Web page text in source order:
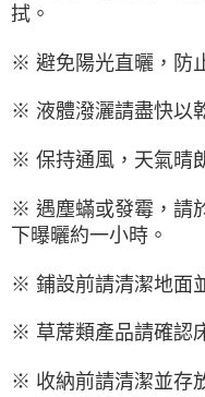
拭。
※ 避免陽光直曬，防
※ 液體潑灑請盡快以
※ 保持通風，天氣晴
※ 遇塵蟎或發霉，請
下曝曬約一小時。
※ 鋪設前請清潔地面
※ 草蓆類產品請確認
※ 收納前請清潔並存